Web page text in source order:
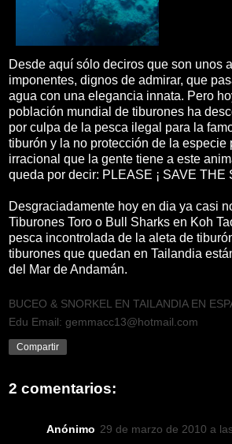
Desde aquí sólo deciros que son unos
imponentes, dignos de admirar, que
agua con una elegancia innata. Pero
población mundial de tiburones ha
por culpa de la pesca ilegal para la
tiburón y la no protección de la especie
irracional que la gente tiene a este
queda por decir: PLEASE ¡ SAVE THE
Desgraciadamente hoy en dia ya casi
Tiburones Toro o Bull Sharks en Koh
pesca incontrolada de la aleta de
tiburones que quedan en Tailandia
del Mar de Andamán.
BUCEO & SNORKEL EN TAILANDIA EN
Edu Email: gemmacc13@hotmail.com
Compartir
2 comentarios:
Anónimo 29 de marzo de 2010 a